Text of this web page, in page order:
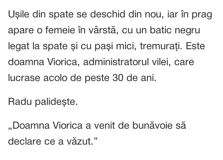
Ușile din spate se deschid din nou, iar în prag
apare o femeie în vârstă, cu un batic negru
legat la spate și cu pași mici, tremurați. Este
doamna Viorica, administratorul vilei, care
lucrase acolo de peste 30 de ani.
Radu palidește.
„Doamna Viorica a venit de bunăvoie să
declare ce a văzut.”